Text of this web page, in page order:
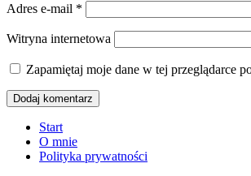
Adres e-mail *
Witryna internetowa
Zapamiętaj moje dane w tej przeglądarce
Start
O mnie
Polityka prywatności